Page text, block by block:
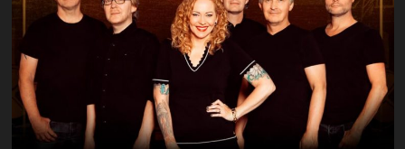
Trip:
Cliff
Regresa